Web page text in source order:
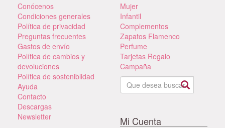
Conócenos
Condiciones generales
Política de privacidad
Preguntas frecuentes
Gastos de envío
Política de cambios y
devoluciones
Política de sosteniblidad
Ayuda
Contacto
Descargas
Newsletter
Mujer
Infantil
Complementos
Zapatos Flamenco
Perfume
Tarjetas Regalo
Campaña
Mi Cuenta